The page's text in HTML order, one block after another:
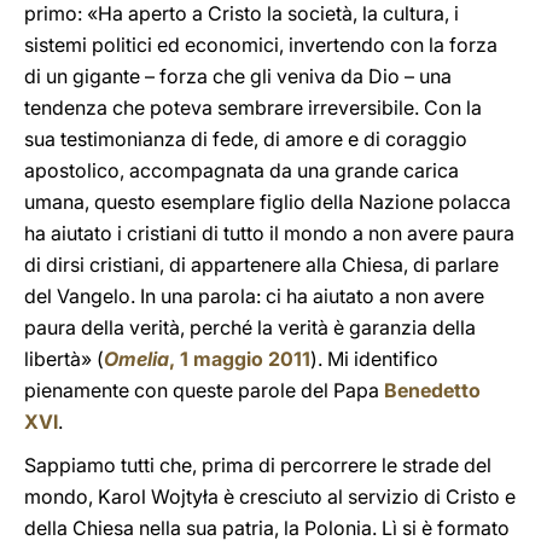
primo: «Ha aperto a Cristo la società, la cultura, i
sistemi politici ed economici, invertendo con la forza
di un gigante – forza che gli veniva da Dio – una
tendenza che poteva sembrare irreversibile. Con la
sua testimonianza di fede, di amore e di coraggio
apostolico, accompagnata da una grande carica
umana, questo esemplare figlio della Nazione polacca
ha aiutato i cristiani di tutto il mondo a non avere paura
di dirsi cristiani, di appartenere alla Chiesa, di parlare
del Vangelo. In una parola: ci ha aiutato a non avere
paura della verità, perché la verità è garanzia della
libertà» (Omelia, 1 maggio 2011). Mi identifico
pienamente con queste parole del Papa Benedetto
XVI.
Sappiamo tutti che, prima di percorrere le strade del
mondo, Karol Wojtyła è cresciuto al servizio di Cristo e
della Chiesa nella sua patria, la Polonia. Lì si è formato